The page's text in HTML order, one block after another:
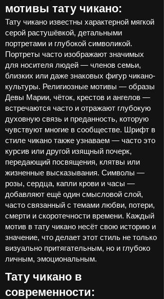
мотивы тату чикано:
Тату чикано известны характерной мягкой
серой растушёвкой, детальными
портретами и глубокой символикой.
Портреты часто изображают значимых
для носителя людей — членов семьи,
близких или даже знаковых фигур чикано-
культуры. Религиозные мотивы — образы
Девы Марии, чёток, крестов и ангелов —
встречаются часто и отражают глубокую
духовную связь и преданность, которую
чувствуют многие в сообществе. Шрифт в
стиле чикано также узнаваем — часто это
курсив или другой изящный почерк,
передающий посвящения, клятвы или
жизненные высказывания. Символы —
розы, сердца, капли крови и часы —
добавляют ещё один смысловой слой,
часто связанный с темами любви, потери,
смерти и скоротечности времени. Каждый
мотив в тату чикано несёт свою историю и
значение, что делает этот стиль не только
визуально притягательным, но и глубоко
личным, эмоциональным.
Тату чикано в
современности: